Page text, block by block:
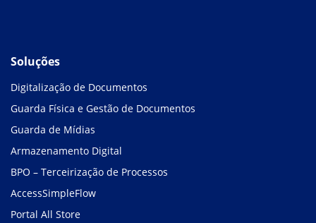
Soluções
Digitalização de Documentos
Guarda Física e Gestão de Documentos
Guarda de Mídias
Armazenamento Digital
BPO – Terceirização de Processos
AccessSimpleFlow
Portal All Store